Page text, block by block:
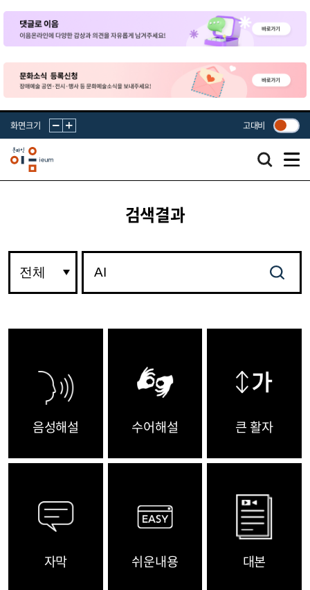
화면크기 고대비
검색결과
음성해설 수어해설 큰 활자
자막 쉬운내용 대본